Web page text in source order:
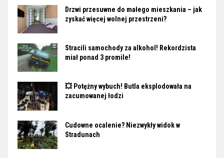
Drzwi przesuwne do małego mieszkania – jak
zyskać więcej wolnej przestrzeni?
Stracili samochody za alkohol! Rekordzista
miał ponad 3 promile!
💥 Potężny wybuch! Butla eksplodowała na
zacumowanej łodzi
Cudowne ocalenie? Niezwykły widok w
Stradunach